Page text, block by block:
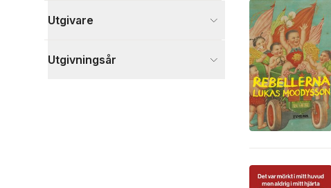
Utgivare
Utgivningsår